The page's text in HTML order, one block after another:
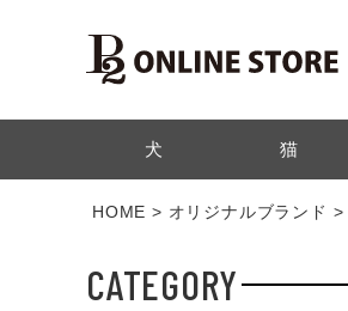
検索
犬 猫
HOME オリジナルブランド
CATEGORY